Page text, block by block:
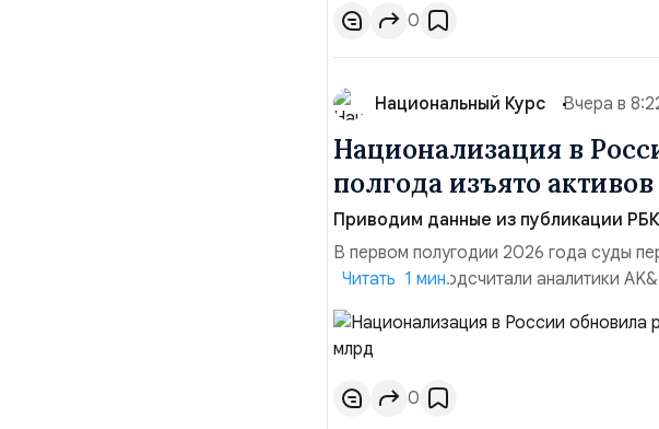
осваивать VPN и российские
0
Национальный Курс Вчера в
Национализация в
полгода изъято
Приводим данные из публикации
В первом полугодии 2026 года суды
$10,16 млрд, подсчитали аналитики
период 2025 года ($3,95 млрд). Всего
транзакций, которые обеспечили
слияний и поглощений. Крупнейшей ...
Читать 1 мин.
0